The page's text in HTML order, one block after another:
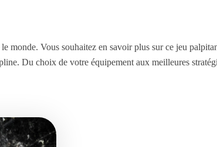
monde. Vous souhaitez en savoir plus sur ce jeu
Du choix de votre équipement aux meilleures